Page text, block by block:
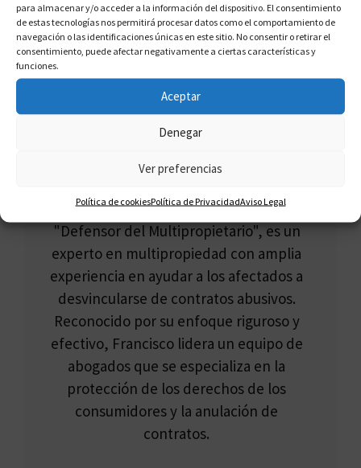
para almacenar y/o acceder a la información del dispositivo. El consentimiento
de estas tecnologías nos permitirá procesar datos como el comportamiento de
navegación o las identificaciones únicas en este sitio. No consentir o retirar el
consentimiento, puede afectar negativamente a ciertas características y
funciones.
Aceptar
Denegar
Ver preferencias
Política de cookiesPolítica de PrivacidadAviso Legal
FRANCISCO CLAROS
Francisco Claros, conocido como el
"Defensor del Multipropietario", es un
experto en multipropiedad con amplia
experiencia en ayudar a los afectados a
desvincularse de contratos abusivos.
Reconocido por su enfoque riguroso y
efectivo, Francisco lidera un equipo de
abogados que se especializa en la
protección de los derechos de los
consumidores y la anulación de
contratos.